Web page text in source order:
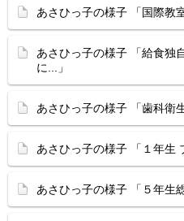
あさひっ子の様子 「国際教
あさひっ子の様子 「給食独
に...」
あさひっ子の様子 「歯科衛
あさひっ子の様子 「１年生
あさひっ子の様子 「５年生